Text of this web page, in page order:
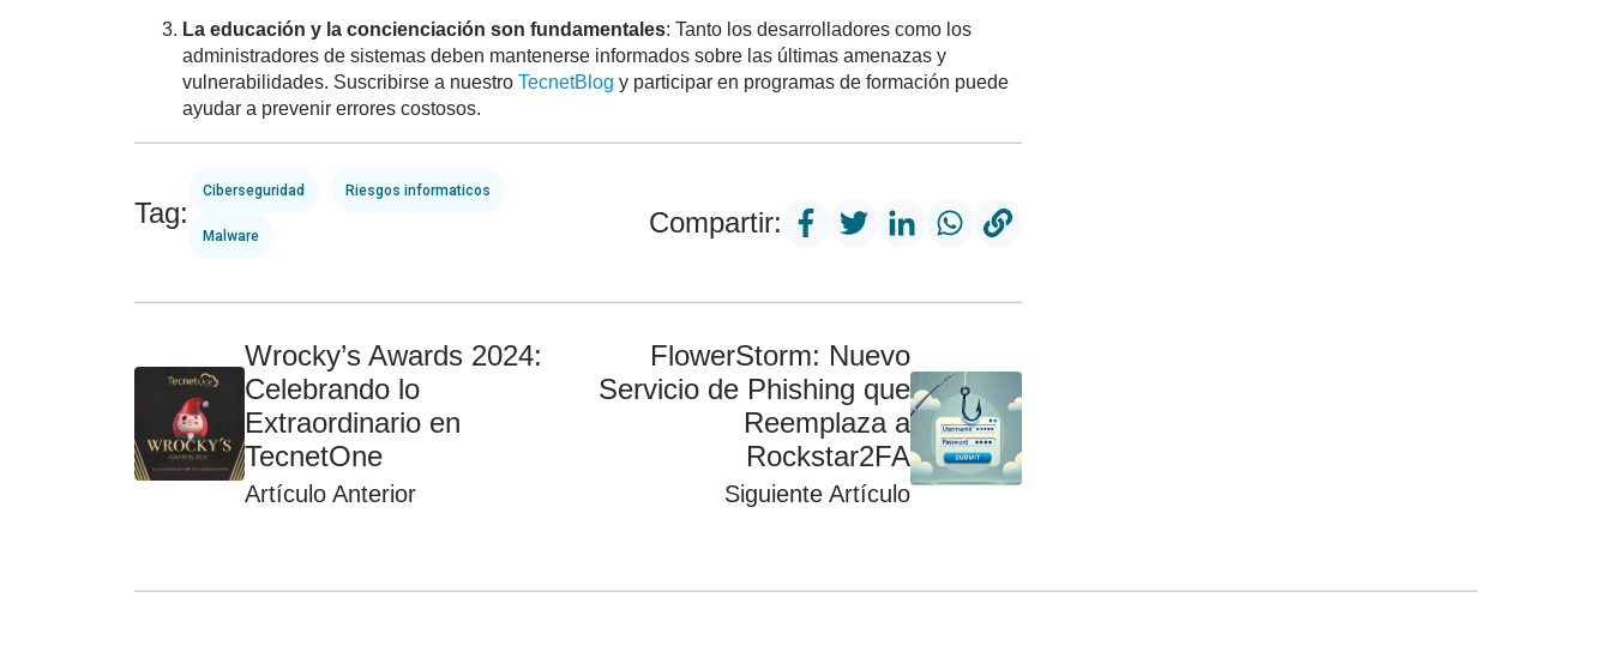
La educación y la concienciación son fundamentales: Tanto los desarrolladores como los
administradores de sistemas deben mantenerse informados sobre las últimas amenazas y
vulnerabilidades. Suscribirse a nuestro TecnetBlog y participar en programas de formación puede
ayudar a prevenir errores costosos.
Tag:
Ciberseguridad Riesgos informaticos
Malware Compartir:
Wrocky’s Awards 2024:
Celebrando lo
Extraordinario en
TecnetOne
Artículo Anterior
FlowerStorm: Nuevo
Servicio de Phishing que
Reemplaza a
Rockstar2FA
Siguiente Artículo